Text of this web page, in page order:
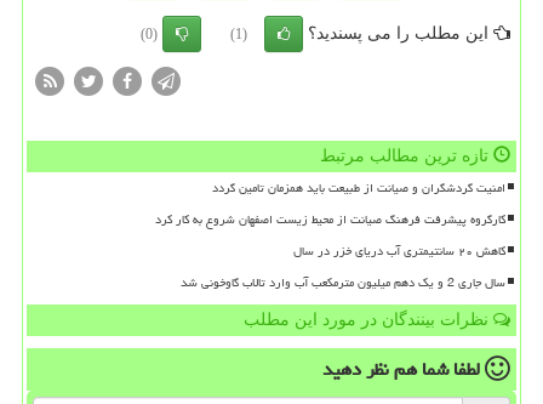
این مطلب را می پسندید؟ (1)
(0)
تازه ترین مطالب مرتبط
امنیت گردشگران و صیانت از طبیعت باید همزمان تامین گردد
کارگروه پیشرفت فرهنگ صیانت از محیط زیست اصفهان شروع به کار کرد
کاهش ۲۰ سانتیمتری آب دریای خزر در سال
سال جاری 2 و یک دهم میلیون مترمکعب آب وارد تالاب گاوخونی شد
نظرات بینندگان در مورد این مطلب
لطفا شما همنظر دهید